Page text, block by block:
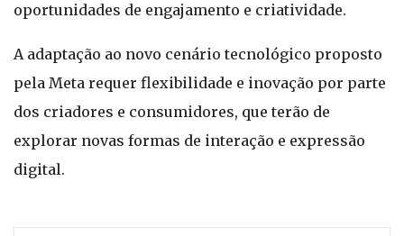
oportunidades de engajamento e criatividade.
A adaptação ao novo cenário tecnológico proposto
pela Meta requer flexibilidade e inovação por parte
dos criadores e consumidores, que terão de
explorar novas formas de interação e expressão
digital.